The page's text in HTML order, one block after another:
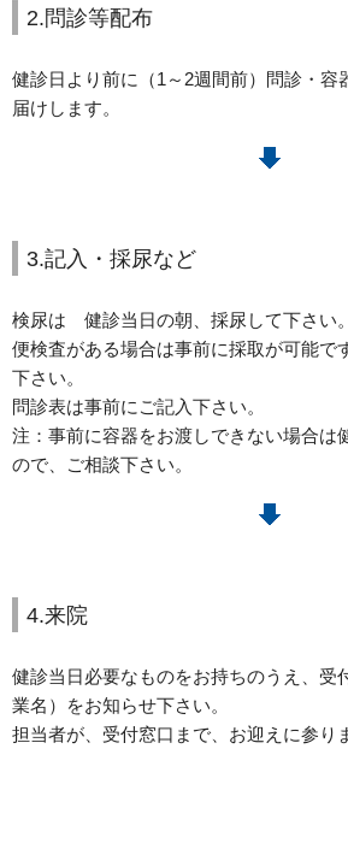
2.問診等配布
健診日より前に（1～2週間前）問診・容
届けします。
3.記入・採尿など
検尿は 健診当日の朝、採尿して下さい。
便検査がある場合は事前に採取が可能で
下さい。
問診表は事前にご記入下さい。
注：事前に容器をお渡しできない場合は
ので、ご相談下さい。
4.来院
健診当日必要なものをお持ちのうえ、受
業名）をお知らせ下さい。
担当者が、受付窓口まで、お迎えに参り